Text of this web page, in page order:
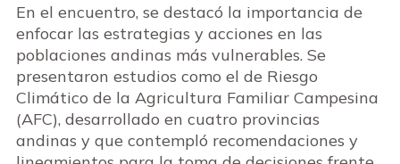
En el encuentro, se destacó la importancia de
enfocar las estrategias y acciones en las
poblaciones andinas más vulnerables. Se
presentaron estudios como el de Riesgo
Climático de la Agricultura Familiar Campesina
(AFC), desarrollado en cuatro provincias
andinas y que contempló recomendaciones y